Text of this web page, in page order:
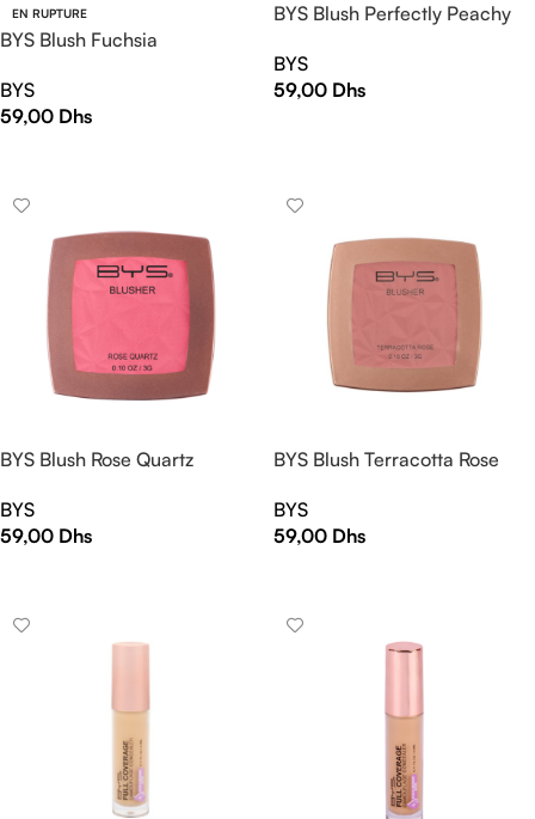
EN RUPTURE
BYS Blush Fuchsia
BYS
59,00 Dhs
BYS Blush Perfectly Peachy
BYS
59,00 Dhs
BYS Blush Rose Quartz
BYS
59,00 Dhs
BYS Blush Terracotta Rose
BYS
59,00 Dhs